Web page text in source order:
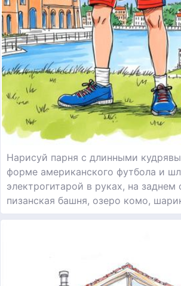
Нарисуй парня с длинными
форме американского футбола и
электрогитарой в руках, на заднем
пизанская башня, озеро комо,